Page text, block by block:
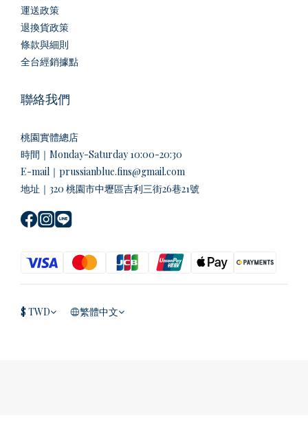
運送政策
退換貨政策
條款與細則
全台經銷據點
聯絡我們
桃園實體總店
時間｜Monday-Saturday 10:00-20:30
E-mail｜prussianblue.fins@gmail.com
地址｜320 桃園市中壢區吉利三街26巷21號
$ TWD 繁體中文